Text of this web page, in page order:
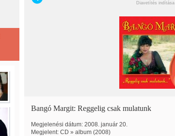
Diavetítés indítása
Bangó Margit: Reggelig csak mulatunk
Megjelenési dátum: 2008. január 20.
Megjelent: CD » album (2008)